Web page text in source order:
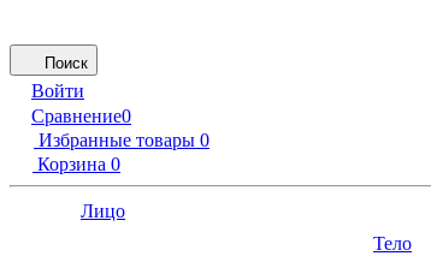
Поиск
Войти
Сравнение0
Избранные товары 0
Корзина 0
Лицо
Тело